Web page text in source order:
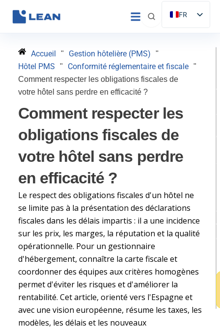
FR
ES
IT
Accueil " Gestion hôtelière (PMS) "
Hôtel PMS " Conformité réglementaire et fiscale "
Comment respecter les obligations fiscales de
votre hôtel sans perdre en efficacité ?
Comment respecter les
obligations fiscales de
votre hôtel sans perdre
en efficacité ?
Le respect des obligations fiscales d'un hôtel ne
se limite pas à la présentation des déclarations
fiscales dans les délais impartis : il a une incidence
sur les prix, les marges, la réputation et la qualité
opérationnelle. Pour un gestionnaire
d'hébergement, connaître la carte fiscale et
coordonner des équipes aux critères homogènes
permet d'éviter les risques et d'améliorer la
rentabilité. Cet article, orienté vers l'Espagne et
avec une vision européenne, résume les taxes, les
modèles, les délais et les nouveaux